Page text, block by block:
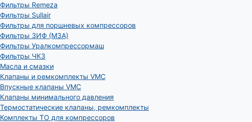
Фильтры Remeza
Фильтры Sullair
Фильтры для поршневых компрессоров
Фильтры ЗИФ (МЗА)
Фильтры Уралкомпрессормаш
Фильтры ЧКЗ
Масла и смазки
Клапаны и ремкомплекты VMC
Впускные клапаны VMC
Клапаны минимального давления
Термостатические клапаны, ремкомплекты
Комплекты ТО для компрессоров